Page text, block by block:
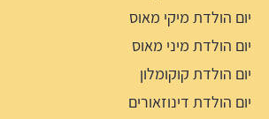
יום הולדת מיקי מאוס
יום הולדת מיני מאוס
יום הולדת קוקומלון
יום הולדת דינוזאורים